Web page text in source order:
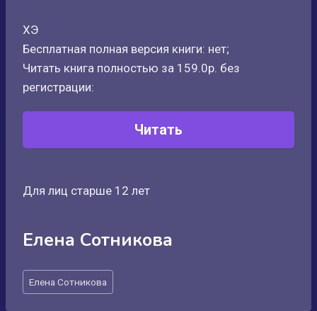
ХЭ
Бесплатная полная версия книги: нет;
Читать книга полностью за 159.0р. без
регистрации:
Читать
Для лиц старше 12 лет
Елена Сотникова
Метки
записи:
Елена Сотникова